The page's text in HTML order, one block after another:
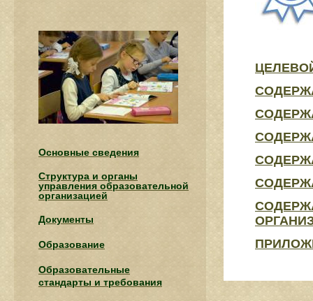
Основные сведения
Структура и органы
управления образовательной
организацией
Документы
Образование
Образовательные
стандарты и требования